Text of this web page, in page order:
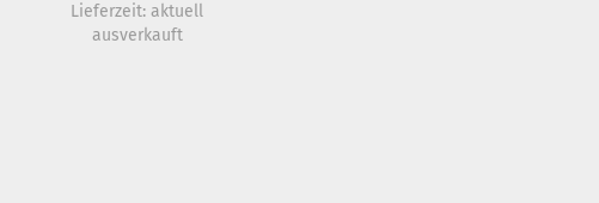
Lieferzeit:aktuell
ausverkauft